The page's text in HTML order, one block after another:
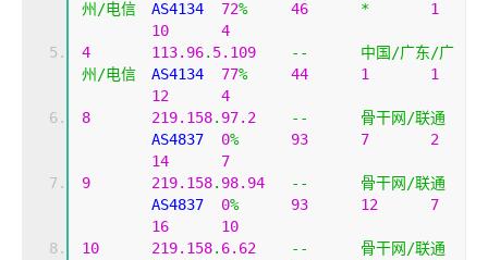
州/电信
72% 46 *
1
10
4
4
113.96. 5.109 --
中国/广东/广
州/电信
77% 44 1
1
12
4
8
219.158. 97.2 --
骨干网/联通
0% 93 7
2
14
7
9
219.158. 98.94 --
骨干网/联通
0% 93 12
7
16
10
10
219.158. 6.62 --
骨干网/联通